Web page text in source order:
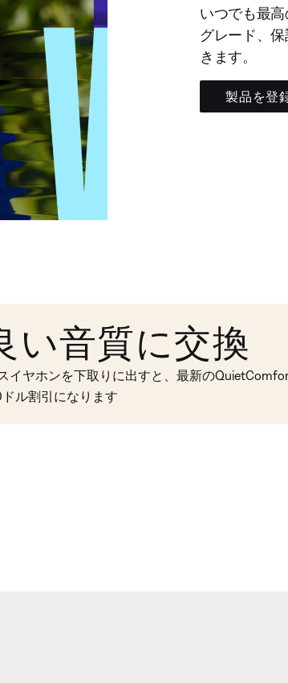
いつでも最
グレード、
きます。
製品を登
い音質に交換
イヤホンを下取りに出すと、最新の
ル割引になります